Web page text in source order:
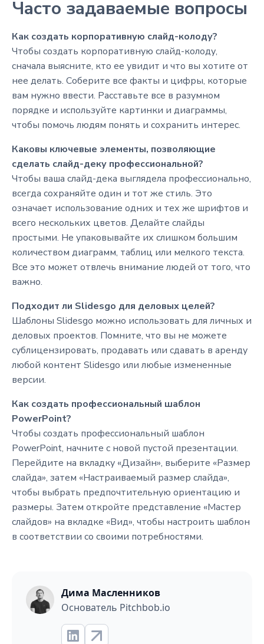
Часто задаваемые вопросы
Как создать корпоративную слайд-колоду?
Чтобы создать корпоративную слайд-колоду,
сначала выясните, кто ее увидит и что вы хотите от
нее делать. Соберите все факты и цифры, которые
вам нужно ввести. Расставьте все в разумном
порядке и используйте картинки и диаграммы,
чтобы помочь людям понять и сохранить интерес.
Каковы ключевые элементы, позволяющие
сделать слайд-деку профессиональной?
Чтобы ваша слайд-дека выглядела профессионально,
всегда сохраняйте один и тот же стиль. Это
означает использование одних и тех же шрифтов и
всего нескольких цветов. Делайте слайды
простыми. Не упаковывайте их слишком большим
количеством диаграмм, таблиц или мелкого текста.
Все это может отвлечь внимание людей от того, что
важно.
Подходит ли Slidesgo для деловых целей?
Шаблоны Slidesgo можно использовать для личных и
деловых проектов. Помните, что вы не можете
сублицензировать, продавать или сдавать в аренду
любой контент Slidesgo или любые измененные
версии.
Как создать профессиональный шаблон
PowerPoint?
Чтобы создать профессиональный шаблон
PowerPoint, начните с новой пустой презентации.
Перейдите на вкладку «Дизайн», выберите «Размер
слайда», затем «Настраиваемый размер слайда»,
чтобы выбрать предпочтительную ориентацию и
размеры. Затем откройте представление «Мастер
слайдов» на вкладке «Вид», чтобы настроить шаблон
в соответствии со своими потребностями.
Дима Масленников
Основатель Pitchbob.io